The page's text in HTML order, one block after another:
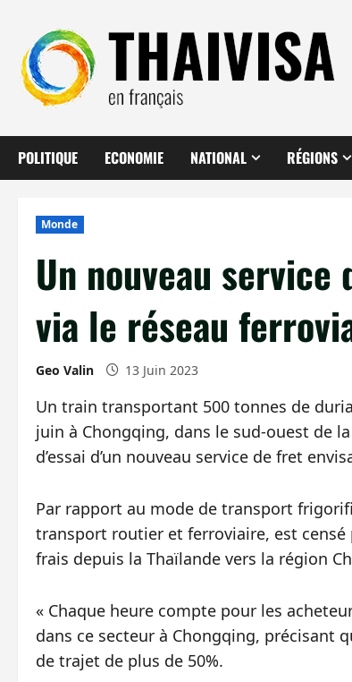
contenu
POLITIQUE ECONOMIE NATIONAL RÉGIONS
Monde
Un nouveau
via le réseau
Geo Valin 13 Juin 2023
Un train transportant 500 tonnes de
juin à Chongqing, dans le sud-ouest de
d’essai d’un nouveau service de fret
Par rapport au mode de transport
transport routier et ferroviaire, est
frais depuis la Thaïlande vers la région
« Chaque heure compte pour les
dans ce secteur à Chongqing, précisant
de trajet de plus de 50%.